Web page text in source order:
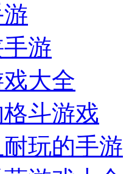
游
大全
斗游戏
玩的手游